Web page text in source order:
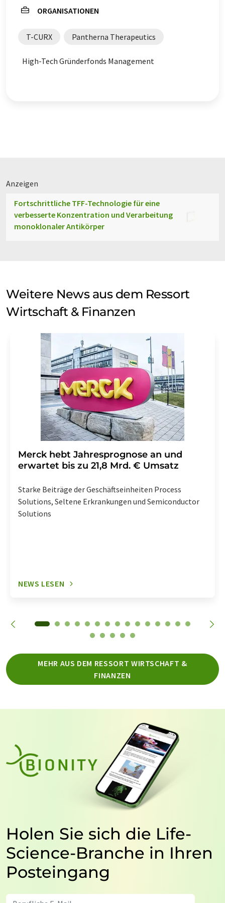
ORGANISATIONEN
T-CURX Pantherna Therapeutics
High-Tech Gründerfonds Management
Anzeigen
Fortschrittliche TFF-Technologie für eine
verbesserte Konzentration und Verarbeitung
monoklonaler Antikörper
Weitere News aus dem Ressort
Wirtschaft & Finanzen
Merck hebt Jahresprognose an und
erwartet bis zu 21,8 Mrd. € Umsatz
Starke Beiträge der Geschäftseinheiten Process
Solutions, Seltene Erkrankungen und Semiconductor
Solutions
NEWS LESEN
MEHR AUS DEM RESSORT WIRTSCHAFT &
FINANZEN
Holen Sie sich die Life-
Science-Branche in Ihren
Posteingang